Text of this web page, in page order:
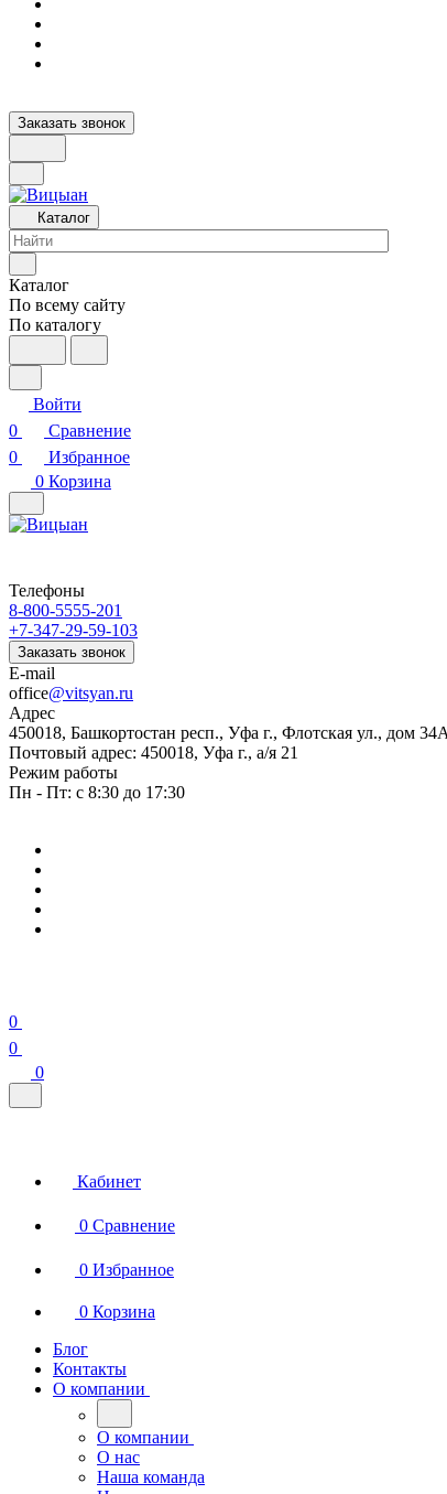
Заказать звонок
Каталог
Каталог
По всему сайту
По каталогу
Войти
0
Сравнение
0
Избранное
0 Корзина
Телефоны
8-800-5555-201
+7-347-29-59-103
Заказать звонок
E-mail
office@vitsyan.ru
Адрес
450018, Башкортостан респ., Уфа г., Флотская ул., дом 34А
Почтовый адрес: 450018, Уфа г., а/я 21
Режим работы
Пн - Пт: с 8:30 до 17:30
0
0
0
Кабинет
0 Сравнение
0 Избранное
0 Корзина
Блог
Контакты
О компании
О компании
О нас
Наша команда